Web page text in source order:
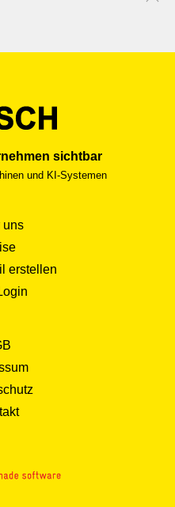
sichtbar
und KI-Systemen
uns
erstellen